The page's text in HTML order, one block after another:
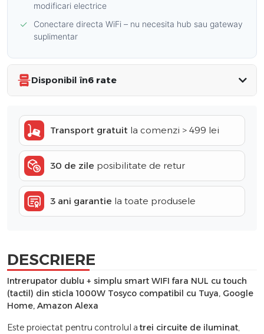
modificari electrice
✓
Conectare directa WiFi – nu necesita hub sau gateway
suplimentar
Disponibil în6 rate
Transport gratuit la comenzi > 499 lei
30 de zile posibilitate de retur
3 ani garantie la toate produsele
DESCRIERE
Intrerupator dublu + simplu smart WIFI fara NUL cu touch
(tactil) din sticla 1000W Tosyco compatibil cu Tuya, Google
Home, Amazon Alexa
Este proiectat pentru controlul a trei circuite de iluminat,